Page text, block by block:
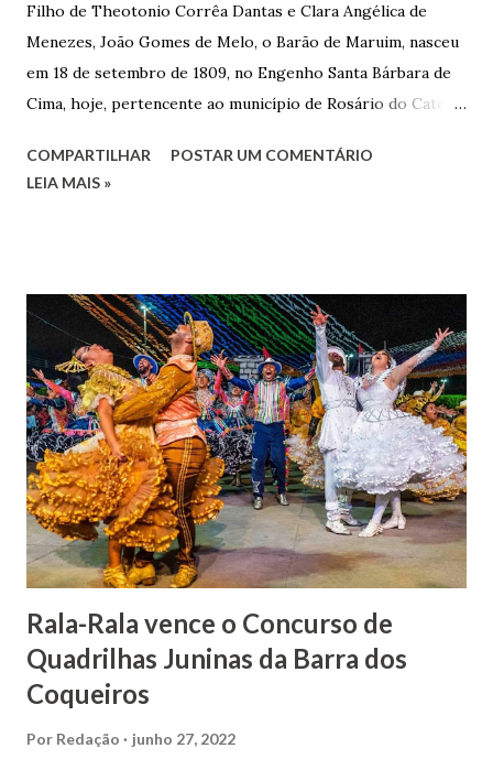
Filho de Theotonio Corrêa Dantas e Clara Angélica de
Menezes, João Gomes de Melo, o Barão de Maruim, nasceu
em 18 de setembro de 1809, no Engenho Santa Bárbara de
Cima, hoje, pertencente ao município de Rosário do Catete.
José de Faro Leitão, porém o casamento acabou com o
indiciamento para apropriar-se da volumosa herança. Em
1862, transferiu-se para o Rio de Janeiro e casou-se com
uma irmã do Visconde de Uruguai. O Barão de Maruim
apresentou uma grande dedicação à atividade agrícola, que
lhe proporcionou uma grande reserva financeira. João
Gomes de Melo mandou construir a Igreja Matriz de Nosso
Senhor Bom Jesus dos Passos, que foi inaugurada em 1862 e
doada ao vigário Pe. José Joaquim de Vasconcelos. A Igreja
Matriz...
COMPARTILHAR
POSTAR UM COMENTÁRIO
LEIA MAIS »
Rala-Rala vence o Concurso de
Quadrilhas Juninas da Barra dos
Coqueiros
Por Redação junho 27, 2022